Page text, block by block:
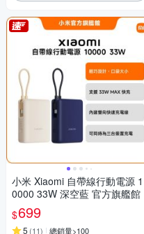
小米 Xiaomi 自帶線行動電源 1
0000 33W 深空藍 官方旗艦館
$699
5 (11) 總銷量>100